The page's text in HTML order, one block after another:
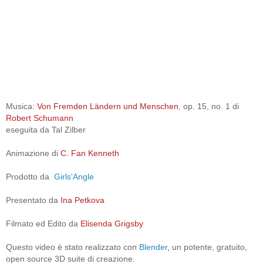
Musica: Von Fremden Ländern und Menschen , op. 15, no. 1 di
Robert Schumann
eseguita da Tal Zilber
Animazione di C. Fan Kenneth
Prodotto da Girls'Angle
Presentato da Ina Petkova
Filmato ed Edito da Elisenda Grigsby
Questo video è stato realizzato con Blender, un potente, gratuito,
open source 3D suite di creazione.